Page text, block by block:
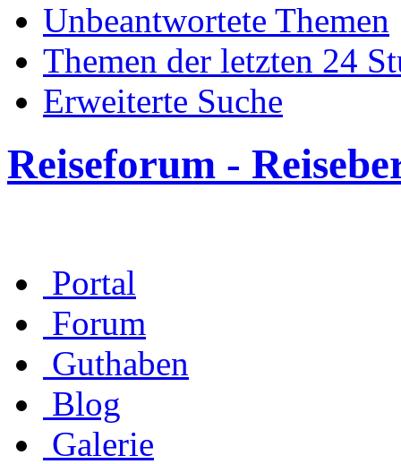
Unbeantwortete Themen
Themen der letzten 24
Erweiterte Suche
Reiseforum -
Portal
Forum
Guthaben
Blog
Galerie